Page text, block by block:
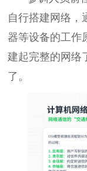
自行搭建网络，
器等设备的工作
建起完整的网络
了。